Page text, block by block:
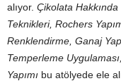
alıyor. Çikolata
Teknikleri, Rochers
Renklendirme, Ganaj
Temperleme
Yapımı bu atölyede ele